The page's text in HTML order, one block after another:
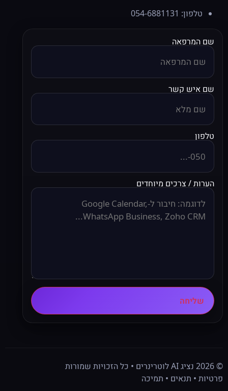
טלפון: 054-6881131
שם המרפאה
שם איש קשר
טלפון
הערות / צרכים מיוחדים
שליחה
©
2026 נציג AI לוטרינרים • כל הזכויות שמורות
פרטיות • תנאים • תמיכה